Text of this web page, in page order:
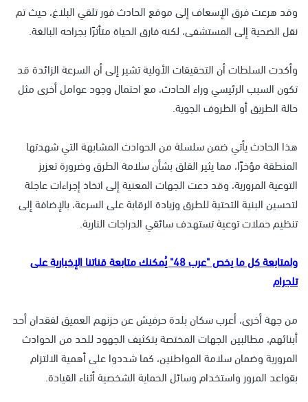
وقد هرعت فرق الإسعاف إلى موقع الحادث فور تلقي البلاغ، حيث تم
نقل الضحية إلى المستشفى، لكنه فارق الحياة متأثرًا بجراحه البالغة.
وأكدت السلطات أن التحقيقات الأولية تشير إلى أن السرعة الزائدة قد
تكون السبب الرئيسي وراء الحادث، مع احتمال وجود عوامل أخرى مثل
حالة الطريق أو الظروف الجوية.
هذا الحادث يأتي ضمن سلسلة من الحوادث المشابهة التي شهدتها
المنطقة مؤخرًا، مما يثير القلق بشأن سلامة الطرق وضرورة تعزيز
التوعية المرورية، وقد دعت الجهات المعنية إلى اتخاذ إجراءات عاجلة
لتحسين البنية التحتية للطرق وزيادة الرقابة على السرعة، بالإضافة إلى
تنظيم حملات توعية تستهدف سائقي الدراجات النارية.
ولمتابعة كل ما يخص "عرب 48" يُمكنك متابعة قناتنا الإخبارية على
تلجرام
من جهة أخرى، أعرب سكان بلدة حرفيش عن حزنهم العميق لفقدان أحد
أبنائهم، مطالبين الجهات المختصة بتكثيف الجهود للحد من الحوادث
المرورية وضمان سلامة المواطنين، كما شددوا على أهمية الالتزام
بقواعد المرور واستخدام وسائل الحماية الشخصية أثناء القيادة.